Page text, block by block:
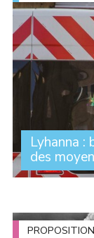
Lyhanna :
des
Des milliers
protège